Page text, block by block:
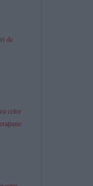
de
celor